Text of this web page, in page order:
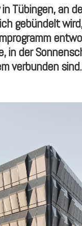
Tübingen, an
gebündelt
in der
verbunden sind.